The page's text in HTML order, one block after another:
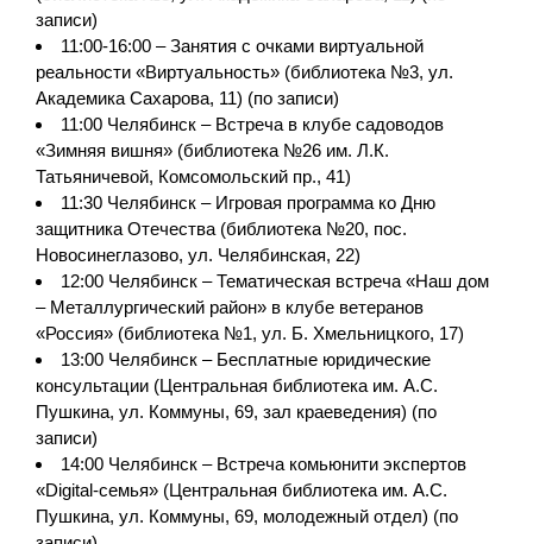
записи)
11:00-16:00 – Занятия с очками виртуальной
реальности «Виртуальность» (библиотека №3, ул.
Академика Сахарова, 11) (по записи)
11:00 Челябинск – Встреча в клубе садоводов
«Зимняя вишня» (библиотека №26 им. Л.К.
Татьяничевой, Комсомольский пр., 41)
11:30 Челябинск – Игровая программа ко Дню
защитника Отечества (библиотека №20, пос.
Новосинеглазово, ул. Челябинская, 22)
12:00 Челябинск – Тематическая встреча «Наш дом
– Металлургический район» в клубе ветеранов
«Россия» (библиотека №1, ул. Б. Хмельницкого, 17)
13:00 Челябинск – Бесплатные юридические
консультации (Центральная библиотека им. А.С.
Пушкина, ул. Коммуны, 69, зал краеведения) (по
записи)
14:00 Челябинск – Встреча комьюнити экспертов
«Digital-семья» (Центральная библиотека им. А.С.
Пушкина, ул. Коммуны, 69, молодежный отдел) (по